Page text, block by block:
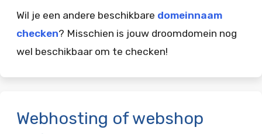
Wil je een andere beschikbare domeinnaam
checken? Misschien is jouw droomdomein nog
wel beschikbaar om te checken!
Webhosting of webshop